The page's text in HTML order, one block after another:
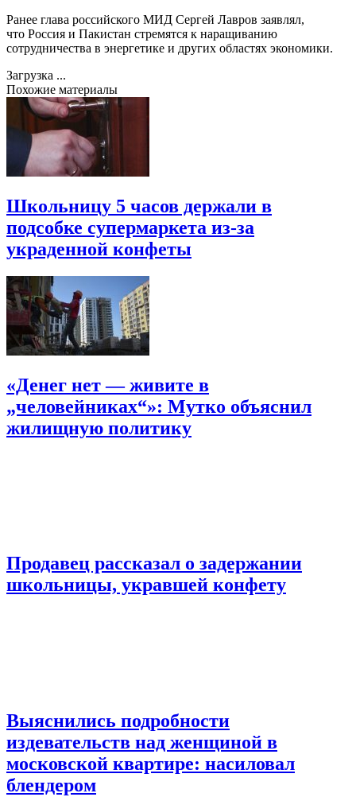
Ранее глава российского МИД Сергей Лавров заявлял,
что Россия и Пакистан стремятся к наращиванию
сотрудничества в энергетике и других областях экономики.
Загрузка ...
Похожие материалы
Школьницу 5 часов держали в
подсобке супермаркета из-за
украденной конфеты
«Денег нет — живите в
„человейниках“»: Мутко объяснил
жилищную политику
Продавец рассказал о задержании
школьницы, укравшей конфету
Выяснились подробности
издевательств над женщиной в
московской квартире: насиловал
блендером